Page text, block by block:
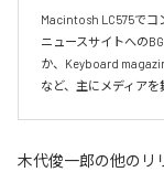
Macintosh LC575で
ニュースサイトへの
か、Keyboard
など、主にメディアを
木代俊一郎の他のリ